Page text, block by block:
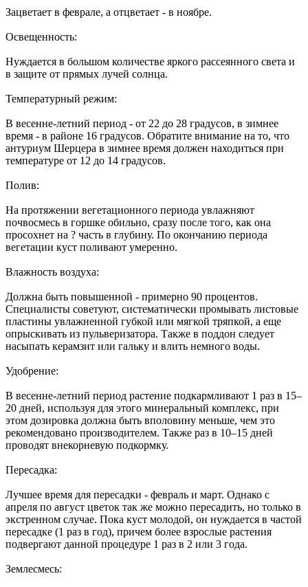
Зацветает в феврале, а отцветает - в ноябре.
Освещенность:
Нуждается в большом количестве яркого рассеянного света и
в защите от прямых лучей солнца.
Температурный режим:
В весенне-летний период - от 22 до 28 градусов, в зимнее
время - в районе 16 градусов. Обратите внимание на то, что
антуриум Шерцера в зимнее время должен находиться при
температуре от 12 до 14 градусов.
Полив:
На протяжении вегетационного периода увлажняют
почвосмесь в горшке обильно, сразу после того, как она
просохнет на ? часть в глубину. По окончанию периода
вегетации куст поливают умеренно.
Влажность воздуха:
Должна быть повышенной - примерно 90 процентов.
Специалисты советуют, систематически промывать листовые
пластины увлажненной губкой или мягкой тряпкой, а еще
опрыскивать из пульверизатора. Также в поддон следует
насыпать керамзит или гальку и влить немного воды.
Удобрение:
В весенне-летний период растение подкармливают 1 раз в 15–
20 дней, используя для этого минеральный комплекс, при
этом дозировка должна быть вполовину меньше, чем это
рекомендовано производителем. Также раз в 10–15 дней
проводят внекорневую подкормку.
Пересадка:
Лучшее время для пересадки - февраль и март. Однако с
апреля по август цветок так же можно пересадить, но только в
экстренном случае. Пока куст молодой, он нуждается в частой
пересадке (1 раз в год), причем более взрослые растения
подвергают данной процедуре 1 раз в 2 или 3 года.
Землесмесь: